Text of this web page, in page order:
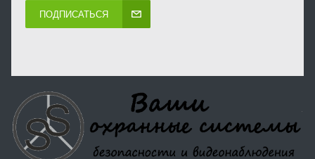
ПОДПИСАТЬСЯ